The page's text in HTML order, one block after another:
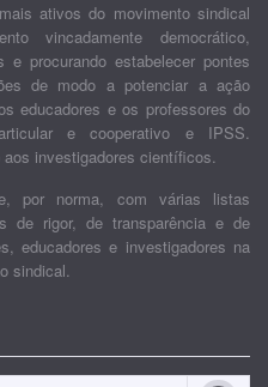
ativos do movimento sindical
vincadamente democrático,
e procurando estabelecer pontes
de modo a potenciar a ação
educadores e os professores do
e cooperativo e IPSS.
investigadores científicos.
por norma, com várias listas
de rigor, de transparência e de
educadores e investigadores na
sindical.